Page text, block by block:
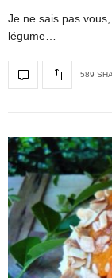
Je ne sais pas
légume…
589